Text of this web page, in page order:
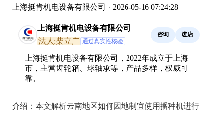
上海挺肯机电设备有限公司 · 2026-05-16 07:24:28
上海挺肯机电设备有限公司
法人:柴立广 通过真实性核验
咨询 进店
上海挺肯机电设备有限公司，2022年成立于上海
市，主营齿轮箱、球轴承等，产品多样，权威可
靠。
介绍： 本文解析云南地区如何因地制宜使用播种机进行